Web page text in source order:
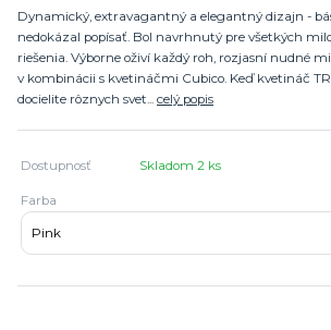
Dynamický, extravagantný a elegantný dizajn -
nedokázal popísať. Bol navrhnutý pre všetkých
riešenia. Výborne oživí každý roh, rozjasní nudné
v kombinácii s kvetináčmi Cubico. Keď kvetináč
docielite rôznych svet... celý popis
Dostupnosť Skladom 2 ks
Farba